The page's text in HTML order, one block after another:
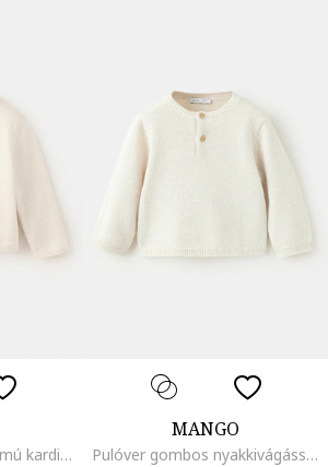
Gombos pamuttartalmú kardigán, Bézs
MANGO
Pulóver gombos nyakkivágással, Krémszín